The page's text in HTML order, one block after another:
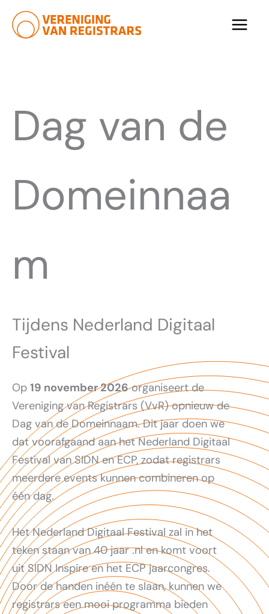
naar
Dag van de
Domeinnaa
m
Tijdens Nederland Digitaal
Festival
Op 19 november 2026organiseert de
Vereniging van Registrars (VvR) opnieuw de
Dag van de Domeinnaam. Dit jaar doen we
dat voorafgaand aan het Nederland Digitaal
Festival van SIDN en ECP, zodat registrars
meerdere events kunnen combineren op
één dag.
Het Nederland Digitaal Festival zal in het
teken staan van 40 jaar .nl en komt voort
uit SIDN Inspire en het ECP jaarcongres.
Door de handen inéén te slaan, kunnen we
registrars een mooi programma bieden